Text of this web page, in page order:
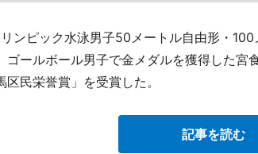
ンピック水泳男子50メートル自由形・
ゴールボール男子で金メダルを獲得した宮
区民栄誉賞」を受賞した。
記事を読む